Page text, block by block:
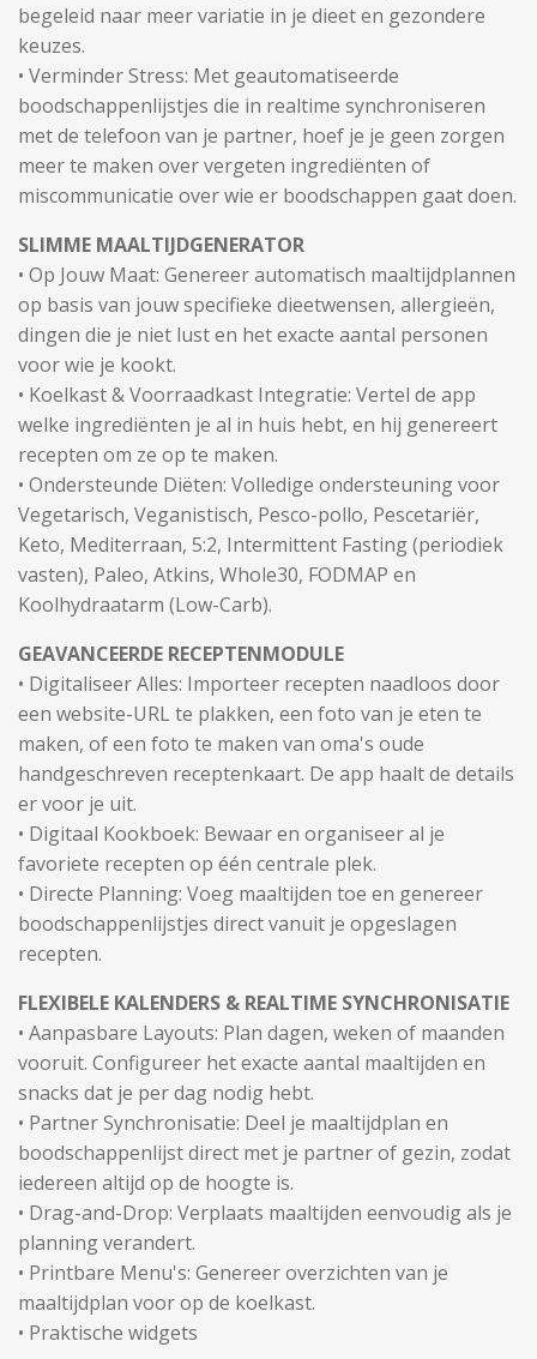
begeleid naar meer variatie in je dieet en gezondere
keuzes.
• Verminder Stress: Met geautomatiseerde
boodschappenlijstjes die in realtime synchroniseren
met de telefoon van je partner, hoef je je geen zorgen
meer te maken over vergeten ingrediënten of
miscommunicatie over wie er boodschappen gaat doen.
SLIMME MAALTIJDGENERATOR
• Op Jouw Maat: Genereer automatisch maaltijdplannen
op basis van jouw specifieke dieetwensen, allergieën,
dingen die je niet lust en het exacte aantal personen
voor wie je kookt.
• Koelkast & Voorraadkast Integratie: Vertel de app
welke ingrediënten je al in huis hebt, en hij genereert
recepten om ze op te maken.
• Ondersteunde Diëten: Volledige ondersteuning voor
Vegetarisch, Veganistisch, Pesco-pollo, Pescetariër,
Keto, Mediterraan, 5:2, Intermittent Fasting (periodiek
vasten), Paleo, Atkins, Whole30, FODMAP en
Koolhydraatarm (Low-Carb).
GEAVANCEERDE RECEPTENMODULE
• Digitaliseer Alles: Importeer recepten naadloos door
een website-URL te plakken, een foto van je eten te
maken, of een foto te maken van oma's oude
handgeschreven receptenkaart. De app haalt de details
er voor je uit.
• Digitaal Kookboek: Bewaar en organiseer al je
favoriete recepten op één centrale plek.
• Directe Planning: Voeg maaltijden toe en genereer
boodschappenlijstjes direct vanuit je opgeslagen
recepten.
FLEXIBELE KALENDERS & REALTIME SYNCHRONISATIE
• Aanpasbare Layouts: Plan dagen, weken of maanden
vooruit. Configureer het exacte aantal maaltijden en
snacks dat je per dag nodig hebt.
• Partner Synchronisatie: Deel je maaltijdplan en
boodschappenlijst direct met je partner of gezin, zodat
iedereen altijd op de hoogte is.
• Drag-and-Drop: Verplaats maaltijden eenvoudig als je
planning verandert.
• Printbare Menu's: Genereer overzichten van je
maaltijdplan voor op de koelkast.
• Praktische widgets